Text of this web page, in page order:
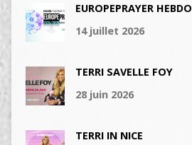
EUROPEPRAYER HEBDO
14 juillet 2026
TERRI SAVELLE FOY
28 juin 2026
TERRI IN NICE